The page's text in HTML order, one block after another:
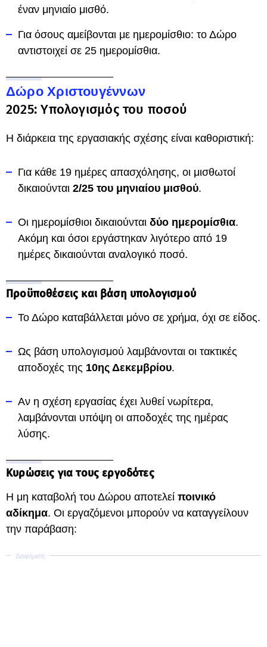
έναν μηνιαίο μισθό.
Για όσους αμείβονται με ημερομίσθιο: το Δώρο
αντιστοιχεί σε 25 ημερομίσθια.
Δώρο Χριστουγέννων
2025: Υπολογισμός του ποσού
Η διάρκεια της εργασιακής σχέσης είναι καθοριστική:
Για κάθε 19 ημέρες απασχόλησης, οι μισθωτοί
δικαιούνται 2/25 του μηνιαίου μισθού.
Οι ημερομίσθιοι δικαιούνται δύο ημερομίσθια.
Ακόμη και όσοι εργάστηκαν λιγότερο από 19
ημέρες δικαιούνται αναλογικό ποσό.
Προϋποθέσεις και βάση υπολογισμού
Το Δώρο καταβάλλεται μόνο σε χρήμα, όχι σε είδος.
Ως βάση υπολογισμού λαμβάνονται οι τακτικές
αποδοχές της 10ης Δεκεμβρίου.
Αν η σχέση εργασίας έχει λυθεί νωρίτερα,
λαμβάνονται υπόψη οι αποδοχές της ημέρας
λύσης.
Κυρώσεις για τους εργοδότες
Η μη καταβολή του Δώρου αποτελεί ποινικό
αδίκημα. Οι εργαζόμενοι μπορούν να καταγγείλουν
την παράβαση: